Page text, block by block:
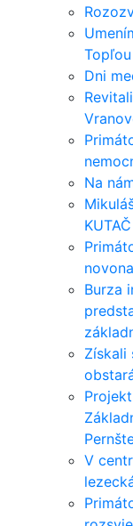
Topľou
Dni
Na
KUTAČ
Burza
Získali
V